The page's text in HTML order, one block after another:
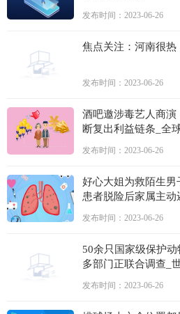
发布时间：2023-06-26
焦点关注：河南很热
发布时间：2023-06-26
酒吧邀涉毒艺人商
断复出利益链条_全
发布时间：2023-06-26
好心大姐为救陌生男
患者脱险后家属主动
发布时间：2023-06-26
50余只国家级保护
多部门正联合调查_
发布时间：2023-06-26